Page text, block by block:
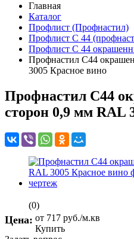
Главная
Каталог
Профлист (Профнастил)
Профлист С 44
Профлист С 44
Профнастил С44
3005 Красное вино
Профнастил С44
сторон 0,9 мм RAL
(0)
Цена: от 717 руб./м.кв
Купить